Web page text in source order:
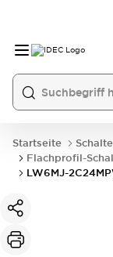
Startseite
Flachprofil-
LW6MJ-